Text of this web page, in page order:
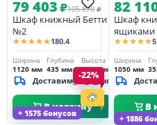
79 403₽105 870 ₽
Шкаф книжный Бетти
№2
★★★★★180.4
Ширина
1120 мм
Глубина
435 мм
Высота
2070 мм
Доставим_за_3_дня
В корзину
82
Шкаф
★★★★★
Ширина
1050 мм
В
+ 1575 бонусов
-22%
+ 1886